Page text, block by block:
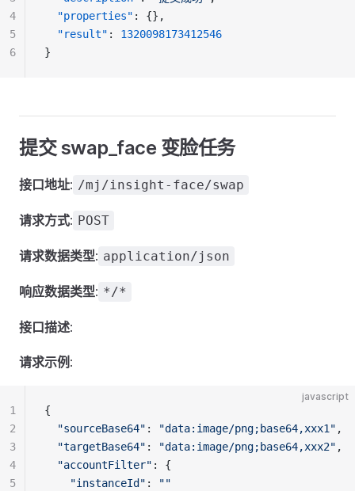
"properties" : {},
"result" : 1320098173412546
}
4
5
6
提交 swap_face 变脸任务
接口地址: /mj/insight-face/swap
请求方式: POST
请求数据类型: application/json
响应数据类型: */*
接口描述:
请求示例 :
javascript
{
"sourceBase64" : "data:image/png;base64,xxx1" ,
"targetBase64" : "data:image/png;base64,xxx2" ,
"accountFilter" : {
"instanceId" :
""
1
2
3
4
5